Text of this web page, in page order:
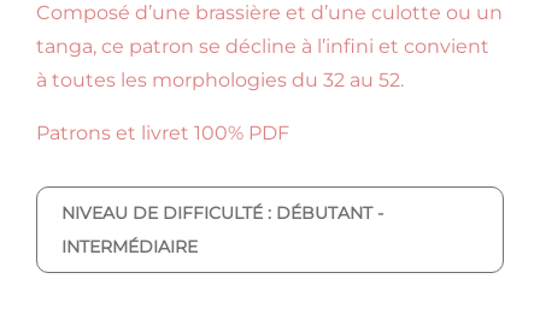
Composé d’une brassière et d’une culotte ou un
tanga, ce patron se décline à l’infini et convient
à toutes les morphologies du 32 au 52.
Patrons et livret 100% PDF
NIVEAU DE DIFFICULTÉ : DÉBUTANT -
INTERMÉDIAIRE